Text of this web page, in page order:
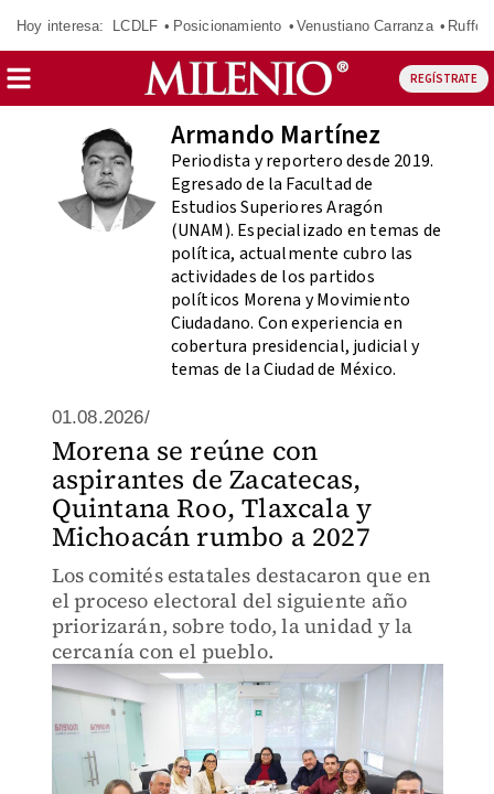
Hoy interesa: LCDLF Posicionamiento Venustiano Carranza Ruffo
REGÍSTRATE
Armando Martínez
Periodista y reportero desde 2019.
Egresado de la Facultad de
Estudios Superiores Aragón
(UNAM). Especializado en temas de
política, actualmente cubro las
actividades de los partidos
políticos Morena y Movimiento
Ciudadano. Con experiencia en
cobertura presidencial, judicial y
temas de la Ciudad de México.
01.08.2026/
Morena se reúne con
aspirantes de Zacatecas,
Quintana Roo, Tlaxcala y
Michoacán rumbo a 2027
Los comités estatales destacaron que en
el proceso electoral del siguiente año
priorizarán, sobre todo, la unidad y la
cercanía con el pueblo.